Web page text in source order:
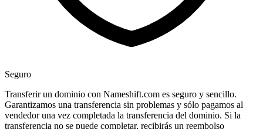
Seguro
Transferir un dominio con Nameshift.com es seguro y sencillo.
Garantizamos una transferencia sin problemas y sólo pagamos al
vendedor una vez completada la transferencia del dominio. Si la
transferencia no se puede completar, recibirás un reembolso